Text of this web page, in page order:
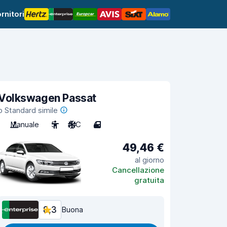
Passat
Standard simile
Manuale
5 A/C 4
49,46 €
al giorno
Cancellazione
gratuita
8,3 Buona